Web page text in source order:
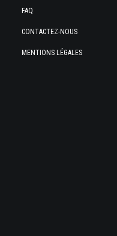
FAQ
CONTACTEZ-NOUS
MENTIONS LÉGALES